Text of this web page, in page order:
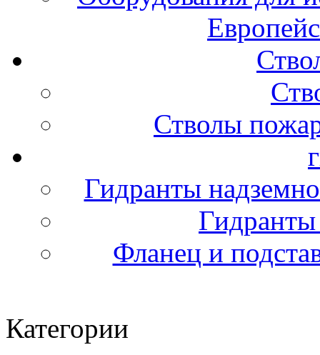
Стволы
Гидранты
Фланец и
Категории